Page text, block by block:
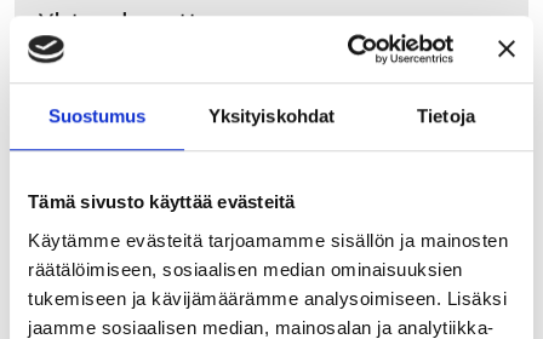
Suostumus Yksityiskohdat Tietoja
Tämä sivusto käyttää evästeitä
Käytämme evästeitä tarjoamamme sisällön ja mainosten
räätälöimiseen, sosiaalisen median ominaisuuksien
tukemiseen ja kävijämäärämme analysoimiseen. Lisäksi
jaamme sosiaalisen median, mainosalan ja analytiikka-
Yhteydenotto
"*" näyttää pakolliset kentät
X/Twitter
Nimi*
Sähköposti*